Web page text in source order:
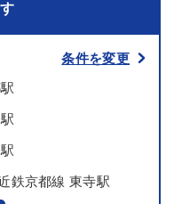
条件を変更
鉄京都線 東寺駅